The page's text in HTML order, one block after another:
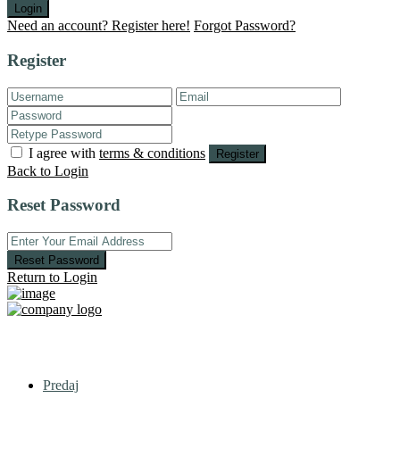
Login
Need an account? Register here! Forgot Password?
Register
I agree with terms & conditions Register
Back to Login
Reset Password
Reset Password
Return to Login
Predaj